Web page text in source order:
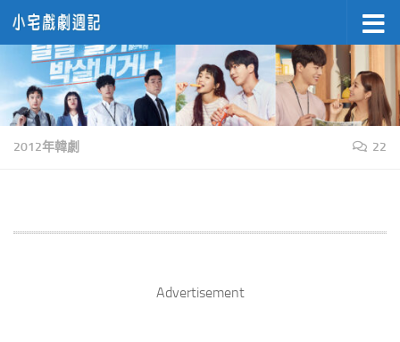
Skip to content
2012年韓劇 22
Advertisement